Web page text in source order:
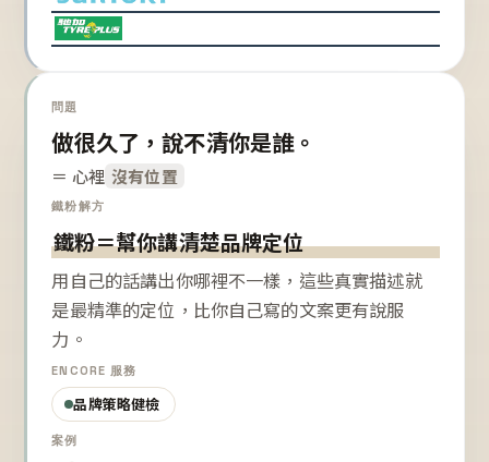
問題
做很久了，說不清你是誰。
＝ 心裡 沒有位置
鐵粉解方
鐵粉＝幫你講清楚品牌定位
用自己的話講出你哪裡不一樣，這些真實描述就
是最精準的定位，比你自己寫的文案更有說服
力。
ENCORE 服務
品牌策略健檢
案例